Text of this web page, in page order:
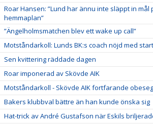
Roar Hansen: ”Lund har ännu inte släppt in mål
hemmaplan”
”Ängelholmsmatchen blev ett wake up call”
Motståndarkoll: Lunds BK:s coach nöjd med
Sen kvittering räddade dagen
Roar imponerad av Skövde AIK
Motståndarkoll - Skövde AIK fortfarande
Bakers klubbval bättre än han kunde önska sig
Hat-trick av André Gustafson när Eskils